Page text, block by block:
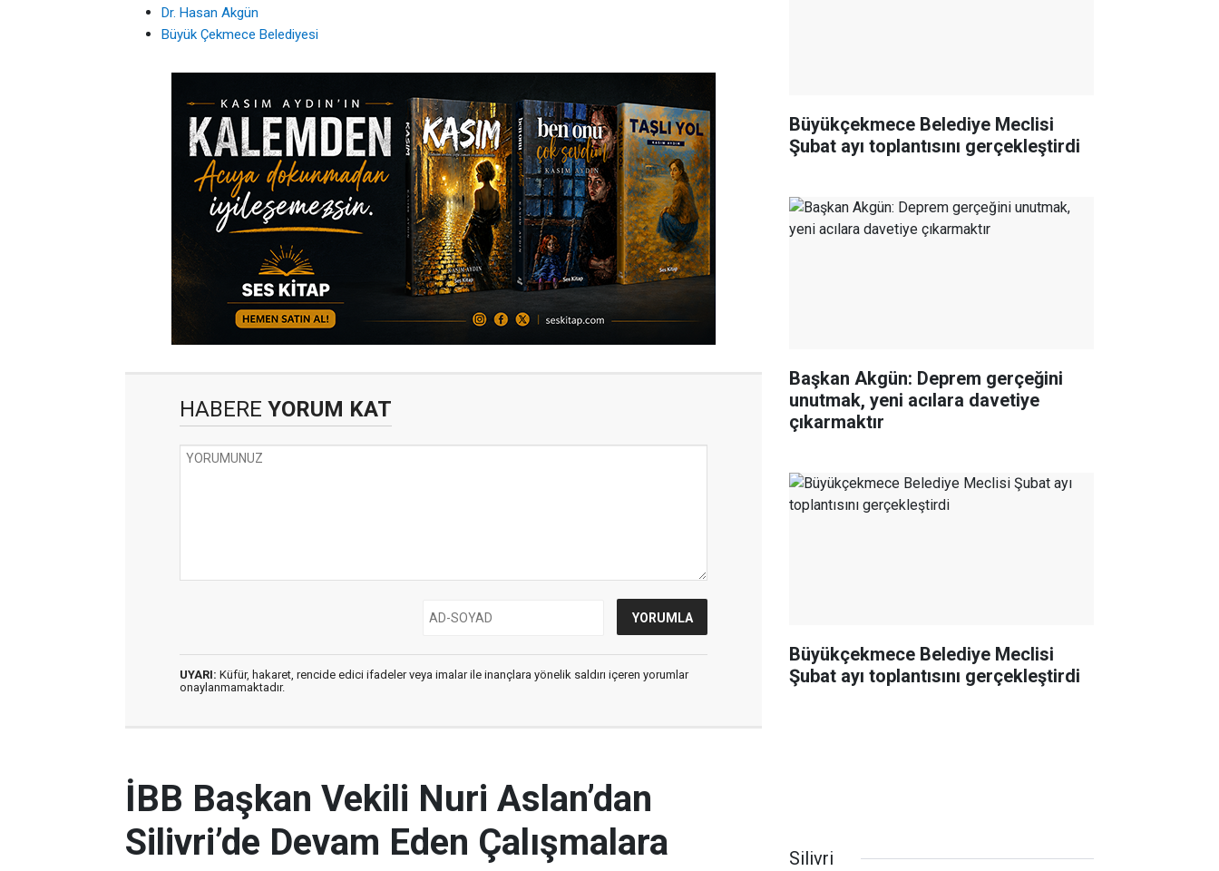
Dr. Hasan Akgün
Büyük Çekmece Belediyesi
HABERE YORUM KAT
UYARI: Küfür, hakaret, rencide edici ifadeler veya imalar ile inançlara yönelik saldırı içeren yorumlar
onaylanmamaktadır.
Büyükçekmece Belediye Meclisi
Şubat ayı toplantısını gerçekleştirdi
Başkan Akgün: Deprem gerçeğini
unutmak, yeni acılara davetiye
çıkarmaktır
Büyükçekmece Belediye Meclisi
Şubat ayı toplantısını gerçekleştirdi
İBB Başkan Vekili Nuri Aslan’dan
Silivri’de Devam Eden Çalışmalara
Silivri